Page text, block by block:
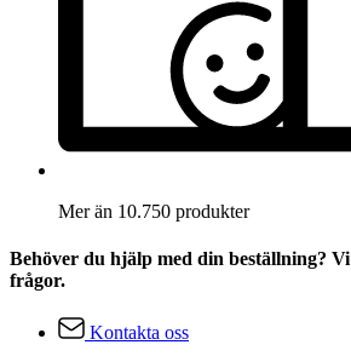
Mer än 10.750 produkter
Behöver du hjälp med din beställning?
frågor.
Kontakta oss